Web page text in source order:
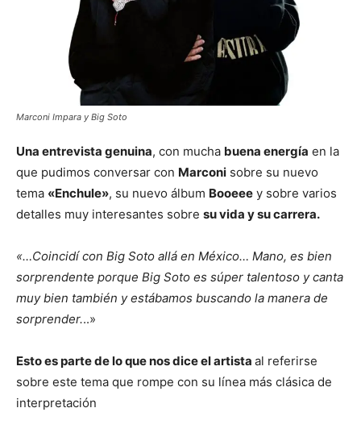
Marconi Impara y Big Soto
Una entrevista genuina, con mucha buena energía en la
que pudimos conversar con Marconi sobre su nuevo
tema «Enchule», su nuevo álbum Booeee y sobre varios
detalles muy interesantes sobre su vida y su carrera.
«…Coincidí con Big Soto allá en México… Mano, es bien
sorprendente porque Big Soto es súper talentoso y canta
muy bien también y estábamos buscando la manera de
sorprender...»
Esto es parte de lo que nos dice el artista al referirse
sobre este tema que rompe con su línea más clásica de
interpretación